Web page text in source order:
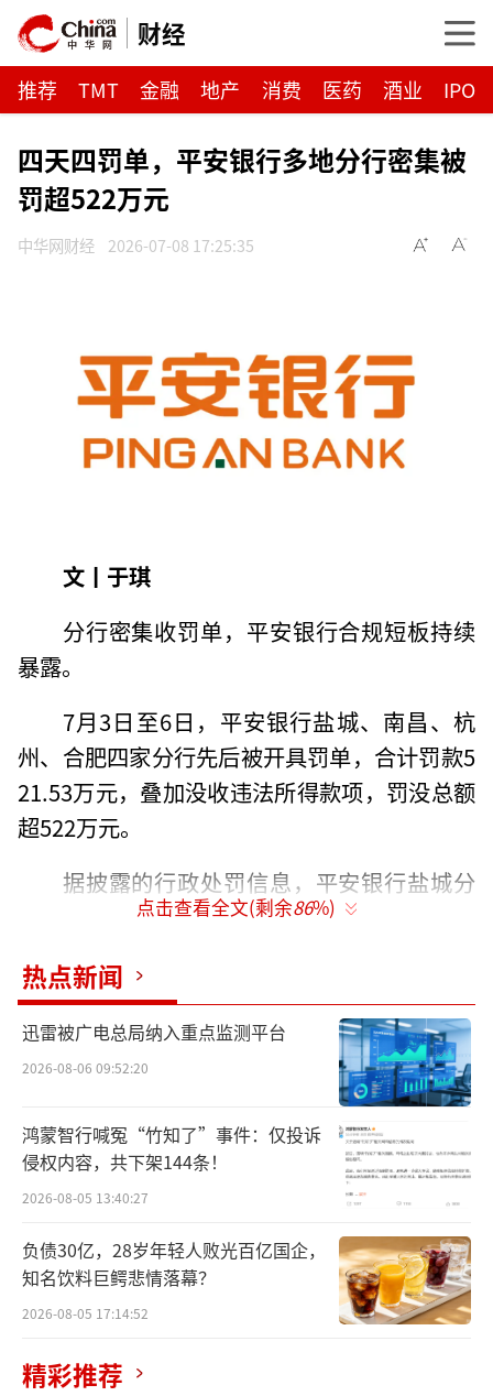
财经
推荐 TMT 金融 地产 消费 医药 酒业 IPO
四天四罚单，平安银行多地分行密集被
罚超522万元
中华网财经 2026-07-08 17:25:35
文丨于琪
分行密集收罚单，平安银行合规短板持续
暴露。
7月3日至6日，平安银行盐城、南昌、杭
州、合肥四家分行先后被开具罚单，合计罚款5
21.53万元，叠加没收违法所得款项，罚没总额
超522万元。
据披露的行政处罚信息，平安银行盐城分
行因信贷业务管理不到位、汽车金融业务管理
关负责人王某、张某被警告并罚款共计10万
元；南昌分行因贷款业务及员工行为管理不到
位，被国家金融监督管理总局江西监管局罚款4
5万元，相关负责人胡某被禁止2年从事银行业
工作，陈某给予警告并罚款5万元；合肥分行因
贷前调查不尽职，被国家金融监督管理总局安
徽监管局罚款28万元，相关负责人董某、黄
某、路某被警告。
相较三地分行单一性违规问题，平安银行
杭州分行此次违规情形更为复杂，处罚力度也
为四家分行之最。
点击查看全文(剩余86%)
热点新闻
迅雷被广电总局纳入重点监测平台
2026-08-06 09:52:20
鸿蒙智行喊冤“竹知了”事件：仅投诉
侵权内容，共下架144条！
2026-08-05 13:40:27
负债30亿，28岁年轻人败光百亿国企，
知名饮料巨鳄悲情落幕？
2026-08-05 17:14:52
精彩推荐